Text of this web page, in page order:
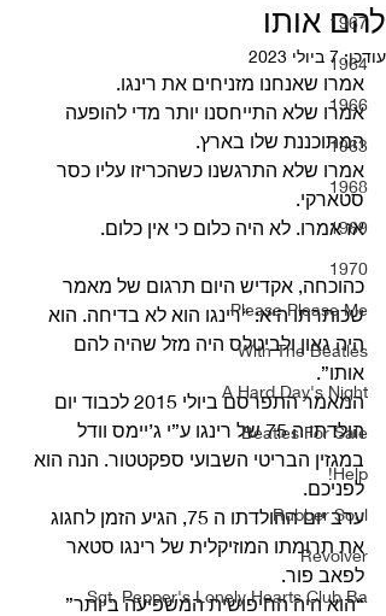
1967
1964
1966
1963
1968
1969
1970
Please Please Me
With The Beatles
A Hard Day's Night
Beatles For Sale
Help!
Rubber Soul
Revolver
Sgt. Pepper's Lonely Hearts Club Ba
להם אותו
עודכן:7 ביולי 2023
אמרו שאנחנו מזניחים את רינגו.
אמרו שלא התייחסנו יותר מדי להופעה
המתוכננת שלו בארץ.
אמרו שלא התרגשנו כשהכריזו עליו כסר
סטארקי.
אז אמרו. לא היה כלום כי אין כלום.
כהוכחה, אקדיש היום תרגום של מאמר
שכותרתו היא: “רינגו הוא לא בדיחה. הוא
היה גאון ולביטלס היה מזל שהיה להם
אותו”.
המאמר התפרסם ביולי 2015 לכבוד יום
הולדתו ה 75 של רינגו ע”י ג’יימס וודל
במגזין הבריטי השבועי ספקטטור. הנה הוא
לפניכם.
ערב יום ההולדתו ה 75, הגיע הזמן לחגוג
את תרומתו המוזיקלית של רינגו סטאר
לפאב פור.
“הוא היה החיפושית המשפיעה ביותר”